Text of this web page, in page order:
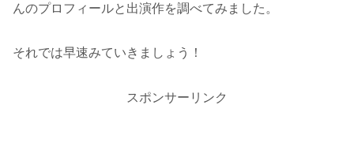
んのプロフィールと出演作を調べてみました。
それでは早速みていきましょう！
スポンサーリンク